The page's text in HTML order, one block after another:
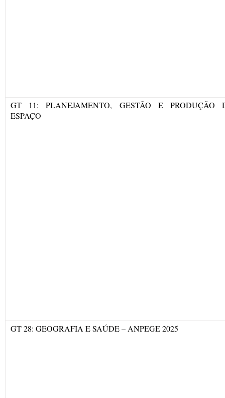
GT 11: PLANEJAMENTO, GESTÃO E PRODUÇÃO
ESPAÇO
GT 28: GEOGRAFIA E SAÚDE – ANPEGE 2025